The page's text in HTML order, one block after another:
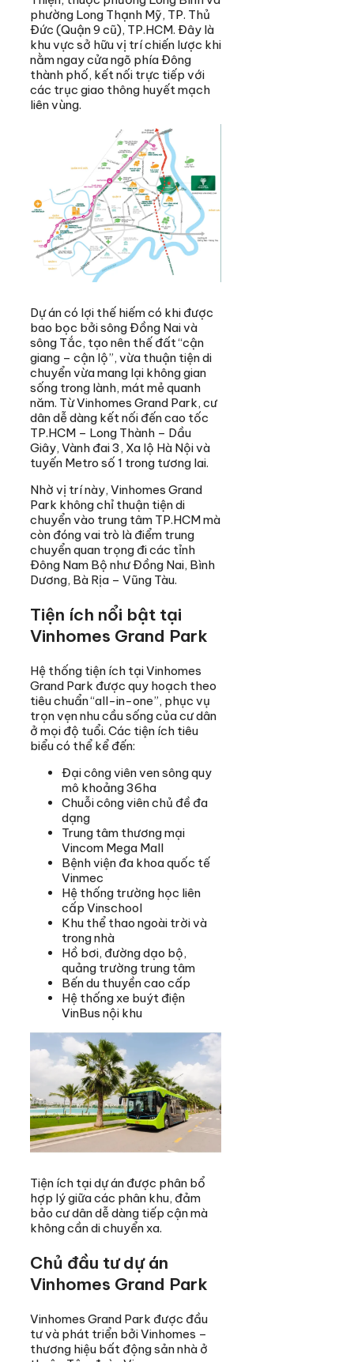
phường Long Thạnh Mỹ, TP. Thủ
Đức (Quận 9 cũ), TP.HCM. Đây là
khu vực sở hữu vị trí chiến lược khi
nằm ngay cửa ngõ phía Đông
thành phố, kết nối trực tiếp với
các trục giao thông huyết mạch
liên vùng.
Dự án có lợi thế hiếm có khi được
bao bọc bởi sông Đồng Nai và
sông Tắc, tạo nên thế đất “cận
giang – cận lộ”, vừa thuận tiện di
chuyển vừa mang lại không gian
sống trong lành, mát mẻ quanh
năm. Từ Vinhomes Grand Park, cư
dân dễ dàng kết nối đến cao tốc
TP.HCM – Long Thành – Dầu
Giây, Vành đai 3, Xa lộ Hà Nội và
tuyến Metro số 1 trong tương lai.
Nhờ vị trí này, Vinhomes Grand
Park không chỉ thuận tiện di
chuyển vào trung tâm TP.HCM mà
còn đóng vai trò là điểm trung
chuyển quan trọng đi các tỉnh
Đông Nam Bộ như Đồng Nai, Bình
Dương, Bà Rịa – Vũng Tàu.
Tiện ích nổi bật tại
Vinhomes Grand Park
Hệ thống tiện ích tại Vinhomes
Grand Park được quy hoạch theo
tiêu chuẩn “all-in-one”, phục vụ
trọn vẹn nhu cầu sống của cư dân
ở mọi độ tuổi. Các tiện ích tiêu
biểu có thể kể đến:
Đại công viên ven sông quy
mô khoảng 36ha
Chuỗi công viên chủ đề đa
dạng
Trung tâm thương mại
Vincom Mega Mall
Bệnh viện đa khoa quốc tế
Vinmec
Hệ thống trường học liên
cấp Vinschool
Khu thể thao ngoài trời và
trong nhà
Hồ bơi, đường dạo bộ,
quảng trường trung tâm
Bến du thuyền cao cấp
Hệ thống xe buýt điện
VinBus nội khu
Tiện ích tại dự án được phân bổ
hợp lý giữa các phân khu, đảm
bảo cư dân dễ dàng tiếp cận mà
không cần di chuyển xa.
Chủ đầu tư dự án
Vinhomes Grand Park
Vinhomes Grand Park được đầu
tư và phát triển bởi Vinhomes –
thương hiệu bất động sản nhà ở